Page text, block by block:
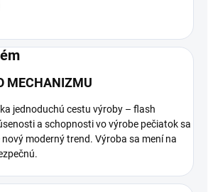
MECHANIZMU
jednoduchú cestu výroby – flash
a schopnosti vo výrobe pečiatok sa
moderný trend. Výroba sa mení na